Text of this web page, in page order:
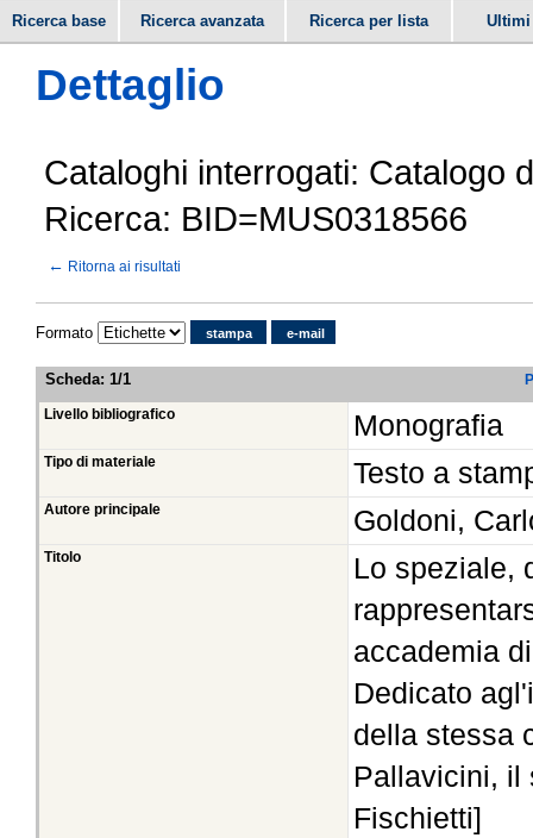
Ricerca base Ricerca avanzata Ricerca per lista
Dettaglio
Cataloghi interrogati: Catalogo
Ricerca: BID=MUS0318566
← Ritorna ai risultati
Formato stampa e-mail
Scheda: 1/1
Livello bibliografico Monografia
Tipo di materiale Testo a
Autore principale Goldoni,
Titolo
Lo speziale,
accademia
Dedicato
della stessa
Pallavicini, il
Fischietti]